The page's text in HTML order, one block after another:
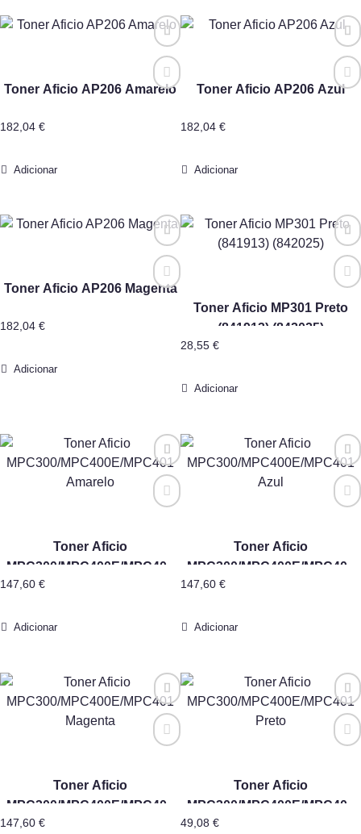
Toner Aficio AP206 Amarelo
182,04 €
Adicionar
Toner Aficio AP206 Azul
182,04 €
Adicionar
Toner Aficio AP206 Magenta
182,04 €
Adicionar
Toner Aficio MP301 Preto
(841913) (842025)
28,55 €
Adicionar
Toner Aficio
MPC300/MPC400E/MPC401
147,60 €
Adicionar
Toner Aficio
MPC300/MPC400E/MPC401
147,60 €
Adicionar
Toner Aficio
MPC300/MPC400E/MPC401
147,60 €
Toner Aficio
MPC300/MPC400E/MPC401
49,08 €